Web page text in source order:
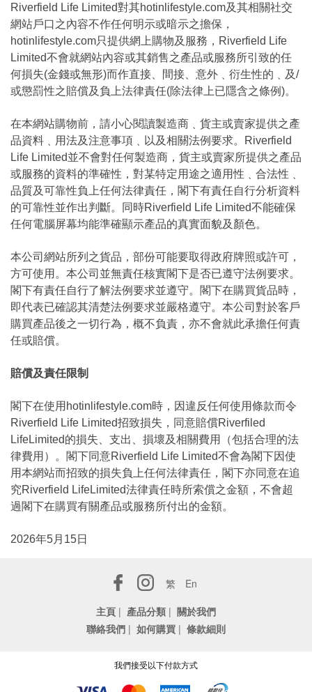
Riverfield Life Limited對其hotinlifestyle.com及其相關社交
網站戶口之內容不作任何明示或暗示之擔保，
hotinlifestyle.com只提供網上購物及服務，Riverfield Life
Limited不會就網站內容或其銷售之產品或服務所引致的任
何損失(金錢或無形)而作直接、間接、意外﹑衍生性的﹑及/
或懲罰性之賠償及負上法律責任(除法律上已隱含之條例)。
在本網站購物前，請小心閱讀製造商﹑貨主或賣家提供之產
品資料﹑用法及注意事項﹑以及相關法例要求。Riverfield
Life Limited並不會對任何製造商，貨主或賣家所提供之產品
或服務的資料的準確性，對某特定用途之適用性﹑合法性﹑
品質及可靠性負上任何法律責任，閣下有責任自行分析資料
的可靠性並作出判斷。同時Riverfield Life Limited不能確保
任何電腦屏幕均能準確顯示產品的真實面貌及顏色。
本公司網站所列之貨品，部份可能要取得政府牌照或許可，
方可使用。本公司並無責任核實閣下是否已遵守法例要求。
閣下有責任自行了解法例要求並遵守。閣下在購買貨品時，
即代表已確認其清楚法例要求並嚴格遵守。本公司對於客戶
購買產品後之一切行為，概不負責，亦不會就此承擔任何責
任或賠償。
賠償及責任限制
閣下在使用hotinlifestyle.com時，因違反任何使用條款而令
Riverfield Life Limited招致損失，同意賠償Riverfiled
LifeLimited的損失、支出、損壞及相關費用（包括合理的法
律費用）。閣下同意Riverfield Life Limited不會為閣下因使
用本網站而招致的損失負上任何法律責任，閣下亦同意在追
究Riverfield LifeLimited法律責任時所索償之金額，不會超
過閣下在購買有關產品或服務所付出的金額。
2026年5月15日
繁
En
主頁 | 產品分類 | 關於我們
聯絡我們 | 如何購買 | 條款細則
我們接受以下付款方式